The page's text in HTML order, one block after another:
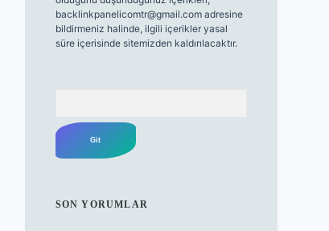
backlinkpanelicomtr@gmail.comadresine
bildirmeniz halinde, ilgili içerikler yasal
süre içerisinde sitemizden kaldırılacaktır.
SON YORUMLAR